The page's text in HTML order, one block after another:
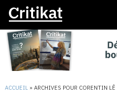
ACCUEIL » ARCHIVES POUR CORENTIN LÊ